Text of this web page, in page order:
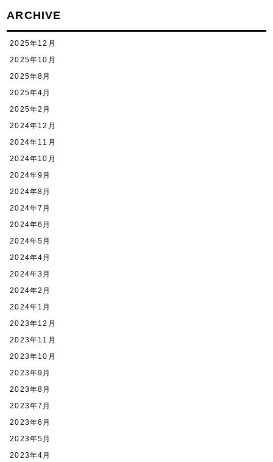
ARCHIVE
2025年12月
2025年10月
2025年8月
2025年4月
2025年2月
2024年12月
2024年11月
2024年10月
2024年9月
2024年8月
2024年7月
2024年6月
2024年5月
2024年4月
2024年3月
2024年2月
2024年1月
2023年12月
2023年11月
2023年10月
2023年9月
2023年8月
2023年7月
2023年6月
2023年5月
2023年4月